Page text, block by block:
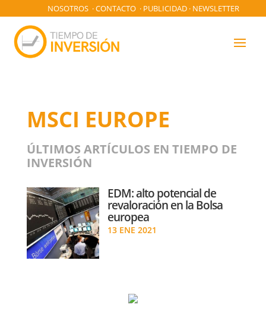
NOSOTROS ·CONTACTO · PUBLICIDAD · NEWSLETTER
MSCI EUROPE
ÚLTIMOS ARTÍCULOS EN TIEMPO DE
INVERSIÓN
EDM: alto potencial de
revaloración en la Bolsa
europea
13 ENE 2021